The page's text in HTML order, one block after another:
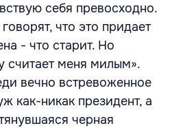
себя превосходно.
что это придает
- что старит. Но
меня милым».
вечно встревоженное
как-никак президент, а
черная